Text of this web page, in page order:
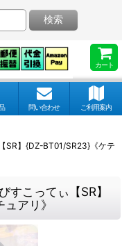
カート
検索
問い合わせ ご利用案内
SR】{DZ-BT01/SR23}《ケテ
すこってぃ【SR】
アリ》